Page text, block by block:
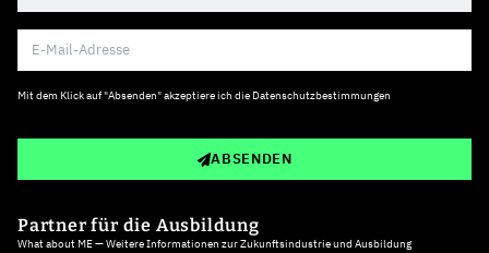
Mit dem Klick auf "Absenden" akzeptiere ich die Datenschutzbestimmungen
ABSENDEN
Partner für die Ausbildung
What about ME — Weitere Informationen zur Zukunftsindustrie und Ausbildung